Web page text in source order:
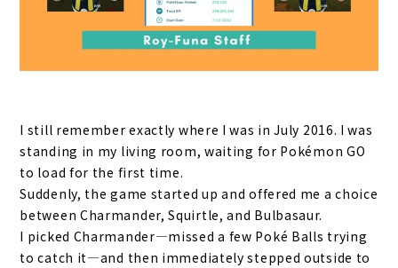
I still remember exactly where I was in July 2016. I was
standing in my living room, waiting for Pokémon GO
to load for the first time.
Suddenly, the game started up and offered me a choice
between Charmander, Squirtle, and Bulbasaur.
I picked Charmander—missed a few Poké Balls trying
to catch it—and then immediately stepped outside to